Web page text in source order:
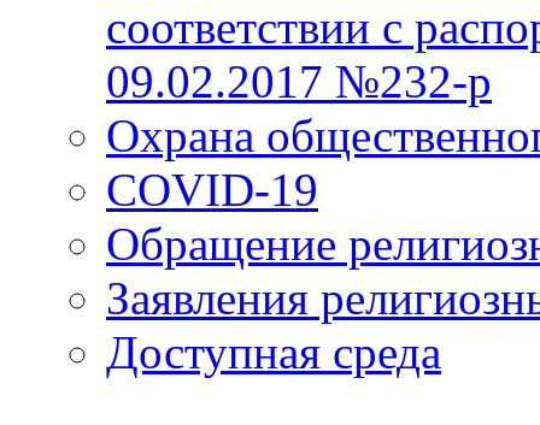
соответствии с
09.02.2017 №232-р
Охрана
COVID-19
Обращение
Заявления
Доступная среда